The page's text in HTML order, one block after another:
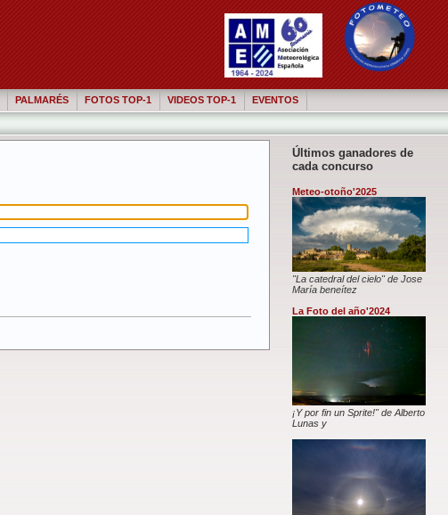
PALMARÉS FOTOS TOP-1 VIDEOS TOP-1 EVENTOS
Últimos ganadores de
cada concurso
Meteo-otoño'2025
"La catedral del cielo" de Jose
María beneítez
La Foto del año'2024
¡Y por fin un Sprite!" de Alberto
Lunas y